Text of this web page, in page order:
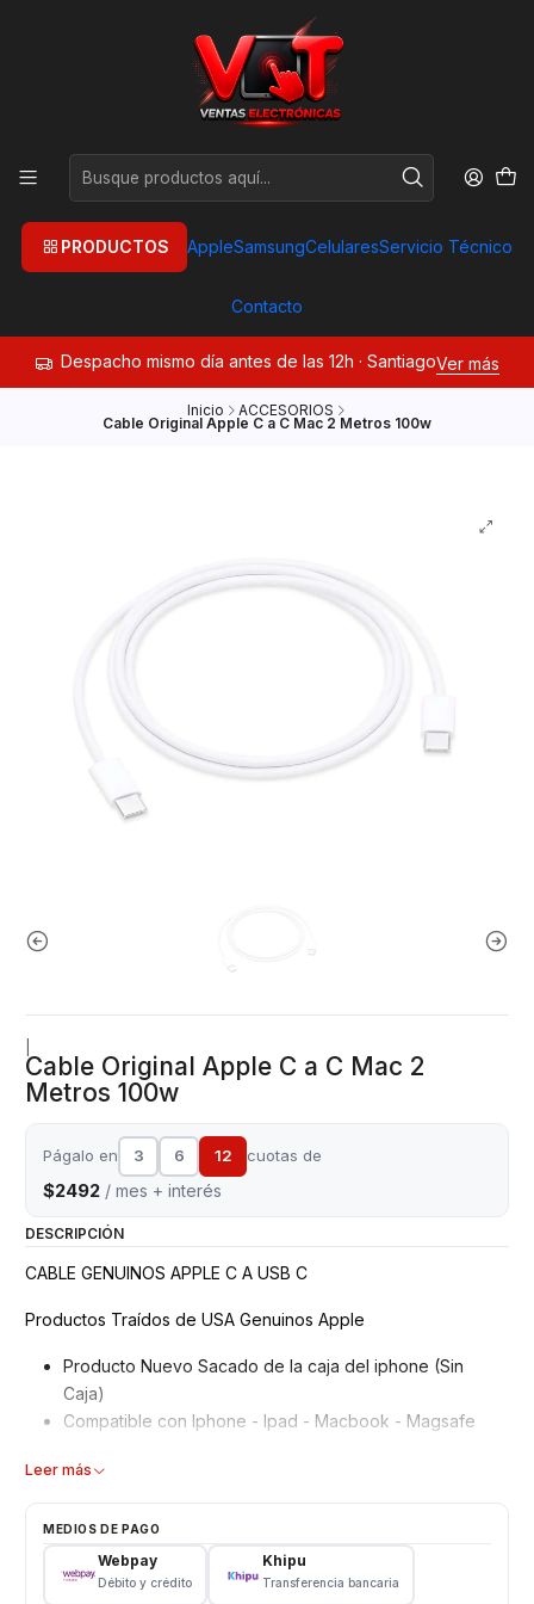
PRODUCTOS AppleSamsungCelularesServicio Técnico
Contacto
Despacho mismo día antes de las 12h · SantiagoVer más
Inicio ACCESORIOS
Cable Original Apple C a C Mac 2 Metros 100w
Cable Original Apple C a C Mac 2
Metros 100w
Págalo en 3 6 12 cuotas de
$2492 / mes + interés
DESCRIPCIÓN
CABLE GENUINOS APPLE C A USB C
Productos Traídos de USA Genuinos Apple
Producto Nuevo Sacado de la caja del iphone (Sin
Caja)
Compatible con Iphone - Ipad - Macbook - Magsafe
Características
Genuino
Longitud: 2 metros
Color: Blanco
Leer más
MEDIOS DE PAGO
Webpay
Débito y crédito
Khipu
Transferencia bancaria